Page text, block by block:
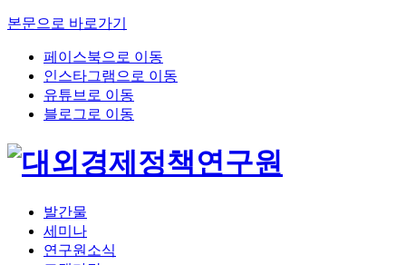
본문으로 바로가기
페이스북으로 이동
인스타그램으로 이동
유튜브로 이동
블로그로 이동
발간물
세미나
연구원소식